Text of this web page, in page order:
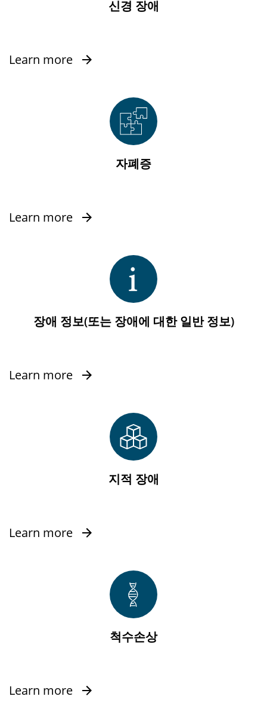
신경 장애
Learn more
자폐증
Learn more
장애 정보(또는 장애에 대한 일반 정보)
Learn more
지적 장애
Learn more
척수손상
Learn more